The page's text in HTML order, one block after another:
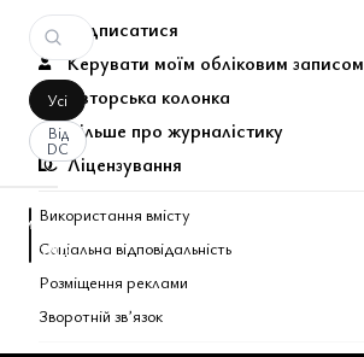
Усі
Від
DC
За
вашим
запитом
Підписатися
Керувати моїм обліковим записом
Авторська колонка
Більше про журналістику
Ліцензування
Використання вмісту
Соціальна відповідальність
Розміщення реклами
Зворотній звʼязок